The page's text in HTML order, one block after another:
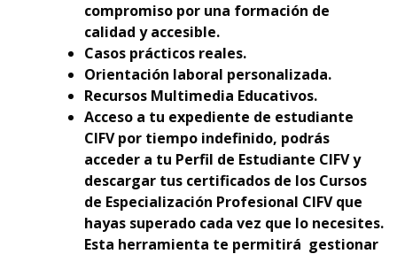
compromiso por una formación de
calidad y accesible.
Casos prácticos reales.
Orientación laboral personalizada.
Recursos Multimedia Educativos.
Acceso a tu expediente de estudiante
CIFV por tiempo indefinido, podrás
acceder a tu Perfil de Estudiante CIFV y
descargar tus certificados de los Cursos
de Especialización Profesional CIFV que
hayas superado cada vez que lo necesites.
Esta herramienta te permitirá gestionar